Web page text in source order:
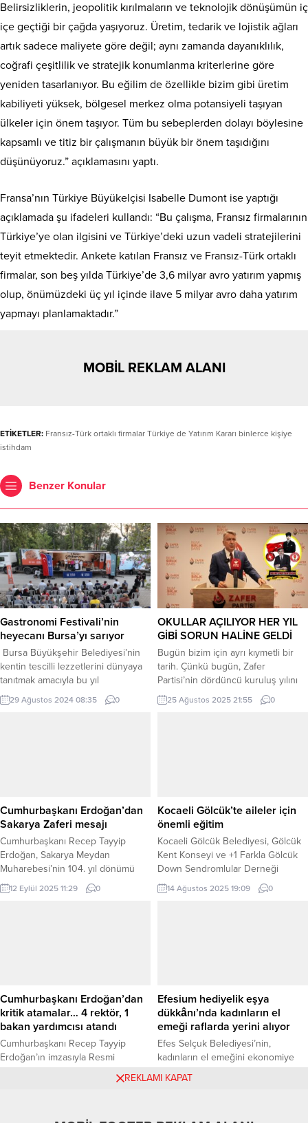
Belirsizliklerin, jeopolitik kırılmaların ve teknolojik dönüşümün iç
içe geçtiği bir çağda yaşıyoruz. Üretim, tedarik ve lojistik ağları
artık sadece maliyete göre değil; aynı zamanda dayanıklılık,
coğrafi çeşitlilik ve stratejik konumlanma kriterlerine göre
yeniden tasarlanıyor. Bu eğilim de özellikle bizim gibi üretim
kabiliyeti yüksek, bölgesel merkez olma potansiyeli taşıyan
ülkeler için önem taşıyor. Tüm bu sebeplerden dolayı böylesine
kapsamlı ve titiz bir çalışmanın büyük bir önem taşıdığını
düşünüyoruz.” açıklamasını yaptı.
Fransa’nın Türkiye Büyükelçisi Isabelle Dumont ise yaptığı
açıklamada şu ifadeleri kullandı: “Bu çalışma, Fransız firmalarının
Türkiye’ye olan ilgisini ve Türkiye’deki uzun vadeli stratejilerini
teyit etmektedir. Ankete katılan Fransız ve Fransız-Türk ortaklı
firmalar, son beş yılda Türkiye’de 3,6 milyar avro yatırım yapmış
olup, önümüzdeki üç yıl içinde ilave 5 milyar avro daha yatırım
yapmayı planlamaktadır.”
MOBİL REKLAM ALANI
ETİKETLER: Fransız-Türk ortaklı firmalar Türkiye de Yatırım Kararı binlerce kişiye
istihdam
Benzer Konular
Gastronomi Festivali’nin
heyecanı Bursa’yı sarıyor
Bursa Büyükşehir Belediyesi’nin
kentin tescilli lezzetlerini dünyaya
tanıtmak amacıyla bu yıl
3’üncüsünü düzenleyeceği
Gastronomi Festivali’ne geri sayım
Mustafakemalpaşa, Nilüfer, Keles,
Orhangazi, Karacabey ve İnegöl’de
ünlü şefleri vatandaşlarla
buluşturarak...
29 Ağustos 2024 08:35 0
OKULLAR AÇILIYOR HER YIL
GİBİ SORUN HALİNE GELDİ
Bugün bizim için ayrı kıymetli bir
tarih. Çünkü bugün, Zafer
Partisi’nin dördüncü kuruluş yılını
tamamlıyoruz. Yani Zafer Partisi
artık 4 yaşında. Bundan tam 4 yıl
25 Ağustos 2025 21:55 0
Cumhurbaşkanı Erdoğan’dan
Sakarya Zaferi mesajı
Cumhurbaşkanı Recep Tayyip
Erdoğan, Sakarya Meydan
Muharebesi’nin 104. yıl dönümü
dolayısıyla bir mesaj yayımladı.
Sakarya Zaferi’ni “Milli Mücadele’nin
Recep Tayyip Erdoğan, 13 Eylül
1921’de kazanılan Sakarya
Zaferi’nin...
12 Eylül 2025 11:29 0
Kocaeli Gölcük’te aileler için
önemli eğitim
Kocaeli Gölcük Belediyesi, Gölcük
Kent Konseyi ve +1 Farkla Gölcük
Down Sendromlular Derneği
işbirliğinde, ailelere yönelik,
“Güvenli Beden Güçlü Alan:
ailelerine destek verme amacıyla
Gölcük Belediyesi,...
14 Ağustos 2025 19:09 0
Cumhurbaşkanı Erdoğan’dan
kritik atamalar… 4 rektör, 1
bakan yardımcısı atandı
Cumhurbaşkanı Recep Tayyip
Erdoğan’ın imzasıyla Resmi
Sağlık Bakanlığı ve üniversitelerde
Efesium hediyelik eşya
dükkânı’nda kadınların el
emeği raflarda yerini alıyor
Efes Selçuk Belediyesi’nin,
kadınların el emeğini ekonomiye
Efesium Hediyelik Eşya Dükkânı,
27 Haziran 2025 12:09
REKLAMI KAPAT